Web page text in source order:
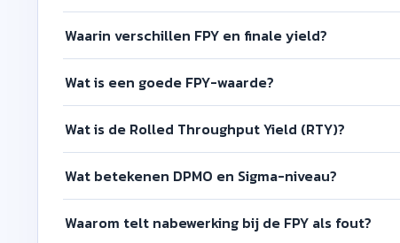
Waarin verschillen FPY en finale yield?
Wat is een goede FPY-waarde?
Wat is de Rolled Throughput Yield (RTY)?
Wat betekenen DPMO en Sigma-niveau?
Waarom telt nabewerking bij de FPY als fout?